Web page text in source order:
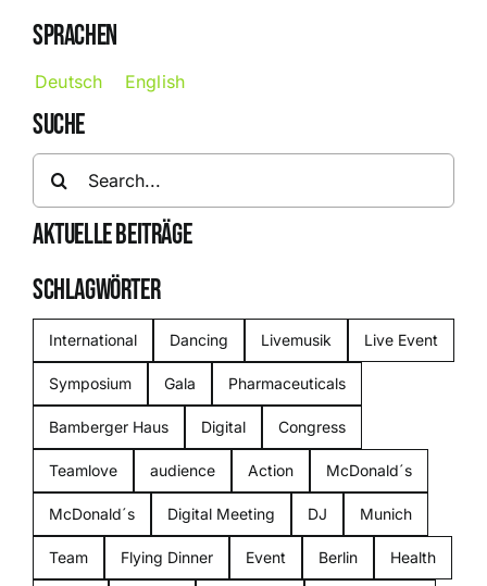
SPRACHEN
Deutsch English
SUCHE
Search
AKTUELLE BEITRÄGE
SCHLAGWÖRTER
International Dancing Livemusik Live Event
Symposium Gala Pharmaceuticals
Bamberger Haus Digital Congress
Teamlove audience Action McDonald´s
McDonald´s Digital Meeting DJ Munich
Team Flying Dinner Event Berlin Health